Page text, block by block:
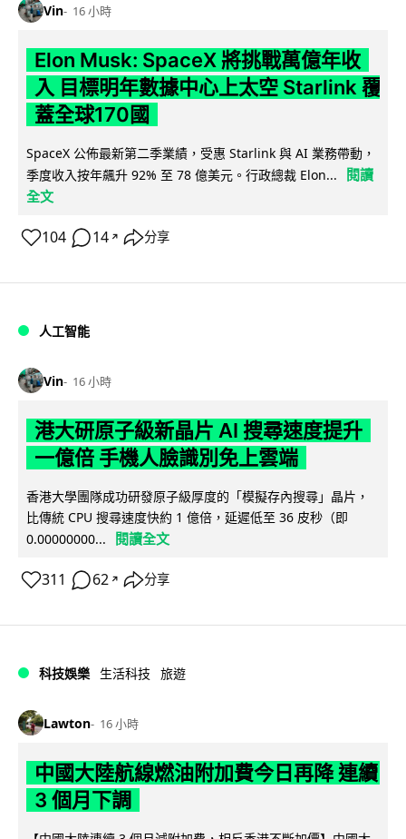
Vin 16 小時
Elon Musk: SpaceX 將挑戰萬億年收
入 目標明年數據中心上太空 Starlink 覆
蓋全球170國
SpaceX 公佈最新第二季業績，受惠 Starlink 與 AI 業務帶動，
季度收入按年飆升 92% 至 78 億美元。行政總裁 Elon...
閱讀
全文
104 14 ↗ 分享
人工智能
Vin 16 小時
港大研原子級新晶片 AI 搜尋速度提升
一億倍 手機人臉識別免上雲端
香港大學團隊成功研發原子級厚度的「模擬存內搜尋」晶片，
比傳統 CPU 搜尋速度快約 1 億倍，延遲低至 36 皮秒（即
0.00000000...
閱讀全文
311 62 ↗ 分享
科技娛樂 生活科技 旅遊
Lawton 16 小時
中國大陸航線燃油附加費今日再降 連續
3 個月下調